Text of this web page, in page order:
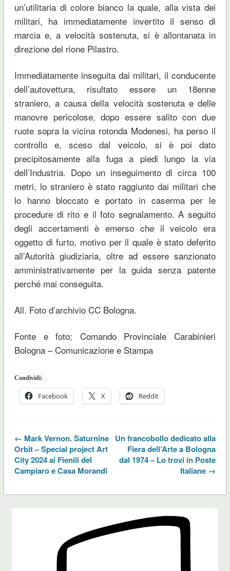
un’utilitaria di colore bianco la quale, alla vista dei
militari, ha immediatamente invertito il senso di
marcia e, a velocità sostenuta, si è allontanata in
direzione del rione Pilastro.
Immediatamente inseguita dai militari, il conducente
dell’autovettura, risultato essere un 18enne
straniero, a causa della velocità sostenuta e delle
manovre pericolose, dopo essere salito con due
ruote sopra la vicina rotonda Modenesi, ha perso il
controllo e, sceso dal veicolo, si è poi dato
precipitosamente alla fuga a piedi lungo la via
dell’Industria. Dopo un inseguimento di circa 100
metri, lo straniero è stato raggiunto dai militari che
lo hanno bloccato e portato in caserma per le
procedure di rito e il foto segnalamento. A seguito
degli accertamenti è emerso che il veicolo era
oggetto di furto, motivo per il quale è stato deferito
all’Autorità giudiziaria, oltre ad essere sanzionato
amministrativamente per la guida senza patente
perché mai conseguita.
All. Foto d’archivio CC Bologna.
Fonte e foto; Comando Provinciale Carabinieri
Bologna – Comunicazione e Stampa
Condividi:
Facebook X Reddit
← Mark Vernon. Saturnine
Orbit – Special project Art
City 2024 ai Fienili del
Campiaro e Casa Morandi
Un francobollo dedicato alla
Fiera dell’Arte a Bologna
dal 1974 – Lo trovi in Poste
Italiane →